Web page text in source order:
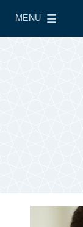
MENU
Main Menu